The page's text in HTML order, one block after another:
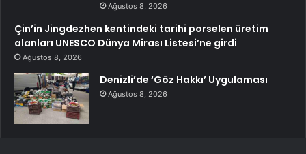
Ağustos 8, 2026
Çin’in Jingdezhen kentindeki tarihi porselen üretim
alanları UNESCO Dünya Mirası Listesi’ne girdi
Ağustos 8, 2026
Denizli’de ‘Göz Hakkı’ Uygulaması
Ağustos 8, 2026